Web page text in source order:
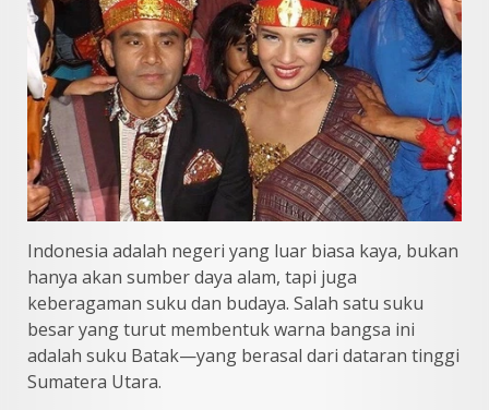
Indonesia adalah negeri yang luar biasa kaya, bukan
hanya akan sumber daya alam, tapi juga
keberagaman suku dan budaya. Salah satu suku
besar yang turut membentuk warna bangsa ini
adalah suku Batak—yang berasal dari dataran tinggi
Sumatera Utara.